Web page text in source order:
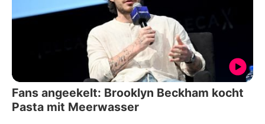
Fans angeekelt: Brooklyn Beckham kocht
Pasta mit Meerwasser